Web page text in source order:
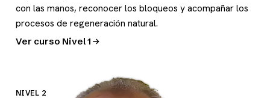
con las manos, reconocer los bloqueos y acompañar los
procesos de regeneración natural.
Ver curso Nivel 1
NIVEL 2